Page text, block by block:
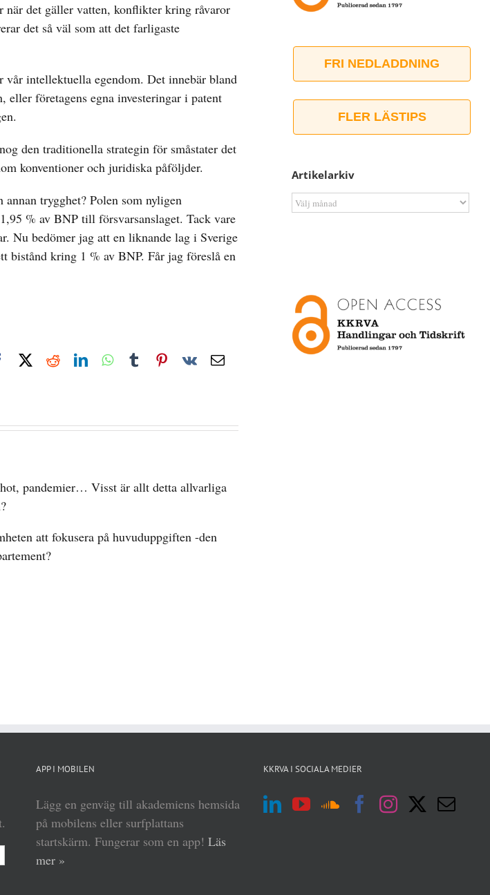
när det gäller vatten, konflikter kring råvaror
det så väl som att det farligaste
vår intellektuella egendom. Det innebär bland
företagens egna investeringar i patent
den traditionella strategin för småstater det
konventioner och juridiska påföljder.
trygghet? Polen som nyligen
% av BNP till försvarsanslaget. Tack vare
Nu bedömer jag att en liknande lag i Sverige
bistånd kring 1 % av BNP. Får jag föreslå en
FacebookRedditLinkedInWhatsApp
TumblrPinterest
Vk
E-
pandemier… Visst är allt detta allvarliga
att fokusera på huvuduppgiften -den
FRI NEDLADDNING
FLER LÄSTIPS
Artikelarkiv
Artikelarkiv
APP I MOBILEN
Lägg en genväg till akademiens hemsida
på mobilens eller surfplattans
startskärm. Fungerar som en app! Läs
mer »
KKRVA I SOCIALA MEDIER